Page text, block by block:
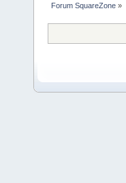
Forum SquareZone »